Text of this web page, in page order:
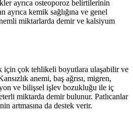
ayrıca osteoporoz belirtilerinin
ayrıca kemik sağlığına ve genel
miktarlarda demir ve kalsiyum
için çok tehlikeli boyutlara ulaşabilir ve
anemi, baş ağrısı, migren,
ve bilişsel işlev bozukluğu ile iç
miktarda demir bulunur. Patlıcanlar
artmasına da destek verir.